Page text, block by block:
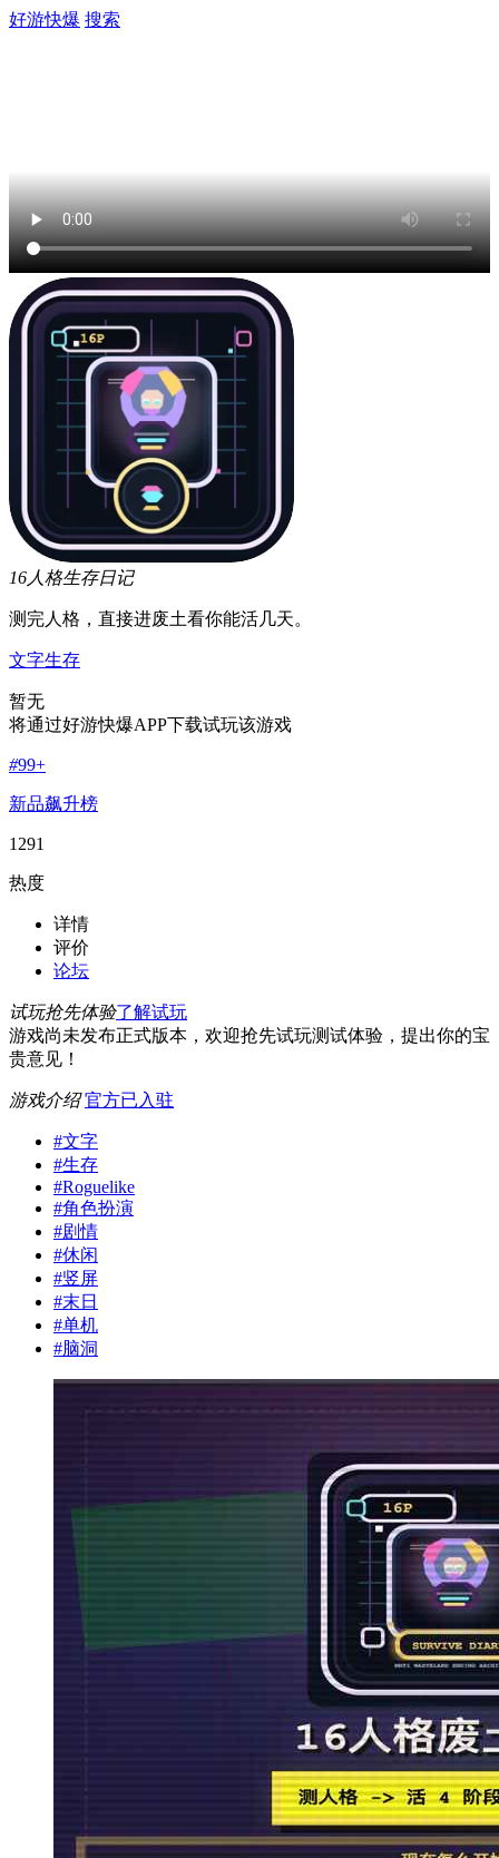
好游快爆 搜索
16人格生存日记
测完人格，直接进废土看你能活几天。
文字生存
暂无
将通过好游快爆APP下载试玩该游戏
#99+
新品飙升榜
1291
热度
详情
评价
论坛
试玩抢先体验了解试玩
游戏尚未发布正式版本，欢迎抢先试玩测试体验，提出你的宝
贵意见！
游戏介绍 官方已入驻
#文字
#生存
#Roguelike
#角色扮演
#剧情
#休闲
#竖屏
#末日
#单机
#脑洞